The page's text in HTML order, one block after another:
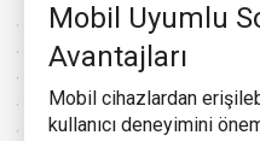
Mobil Uyumlu
Avantajları
Mobil cihazlardan
kullanıcı deneyimini